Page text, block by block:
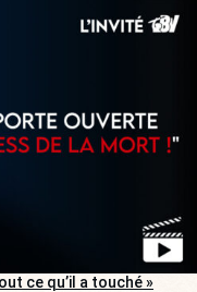
ce qu’il a touché »